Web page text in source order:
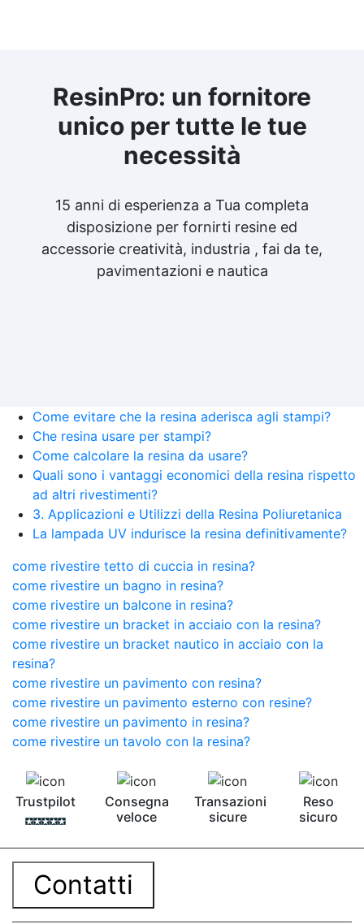
ResinPro: un fornitore
unico per tutte le tue
necessità
15 anni di esperienza a Tua completa
disposizione per fornirti resine ed
accessorie creatività, industria , fai da te,
pavimentazioni e nautica
Come evitare che la resina aderisca agli stampi?
Che resina usare per stampi?
Come calcolare la resina da usare?
Quali sono i vantaggi economici della resina rispetto
ad altri rivestimenti?
3. Applicazioni e Utilizzi della Resina Poliuretanica
La lampada UV indurisce la resina definitivamente?
come rivestire tetto di cuccia in resina?
come rivestire un bagno in resina?
come rivestire un balcone in resina?
come rivestire un bracket in acciaio con la resina?
come rivestire un bracket nautico in acciaio con la
resina?
come rivestire un pavimento con resina?
come rivestire un pavimento esterno con resine?
come rivestire un pavimento in resina?
come rivestire un tavolo con la resina?
Trustpilot
Consegna
veloce
Transazioni
sicure
Reso
sicuro
Contatti